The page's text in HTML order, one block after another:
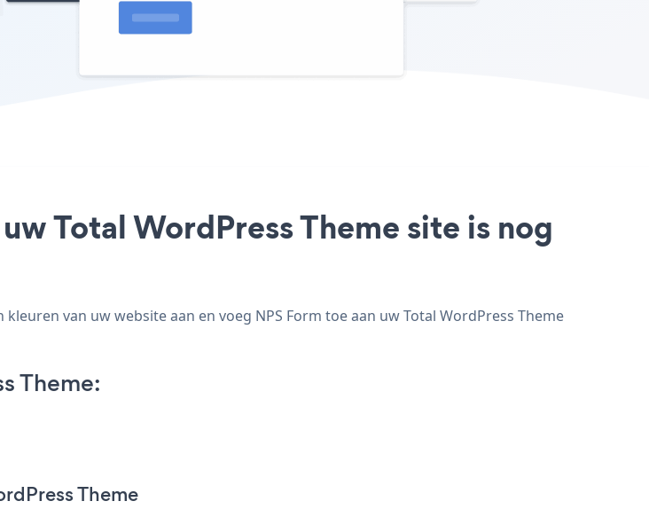
Total WordPress Theme site is nog
van uw website aan en voeg NPS Form toe aan uw Total WordPress Theme
Theme:
Theme